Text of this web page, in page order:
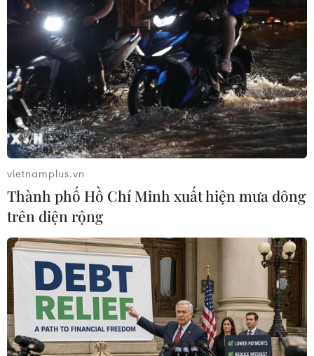
Nhịp phách trong ca trù. (Ảnh: An Đăng/TTXVN)
vietnamplus.vn
Thành phố Hồ Chí Minh xuất hiện mưa dông
trên diện rộng